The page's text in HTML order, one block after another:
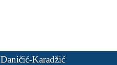
Daničić-Karadžić